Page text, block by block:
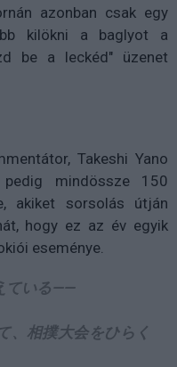
azonban csak egy
kilökni a baglyot a
be a leckéd" üzenet
Takeshi Yano
mindössze 150
akiket sorsolás útján
hogy ez az év egyik
eseménye.
ている——
、相撲大会をひらく